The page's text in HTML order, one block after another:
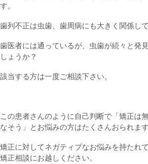
す。
歯列不正は虫歯、歯周病にも大きく関係して
歯医者には通っているが、虫歯が続々と発
しょうか？
該当する方は一度ご相談下さい。
この患者さんのように自己判断で「矯正は
なそう」とお悩みの方はたくさんおられます
矯正に対してネガティブなお悩みを持たれ
矯正相談にお越しください。